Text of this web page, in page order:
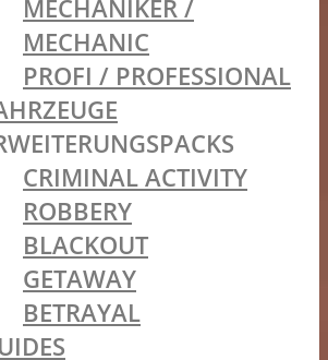
MECHANIKER /
MECHANIC
PROFI / PROFESSIONAL
CRIMINAL ACTIVITY
ROBBERY
BLACKOUT
GETAWAY
BETRAYAL